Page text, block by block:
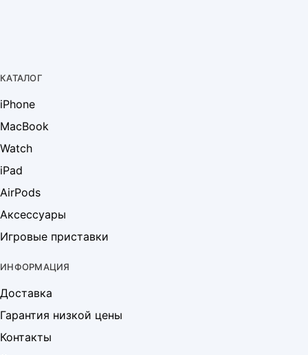
КАТАЛОГ
iPhone
MacBook
Watch
iPad
AirPods
Аксессуары
Игровые приставки
ИНФОРМАЦИЯ
Доставка
Гарантия низкой цены
Контакты